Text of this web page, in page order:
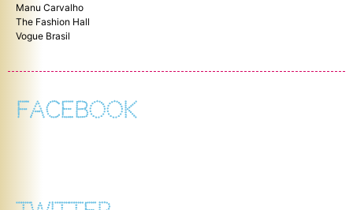
Manu Carvalho
The Fashion Hall
Vogue Brasil
FACEBOOK